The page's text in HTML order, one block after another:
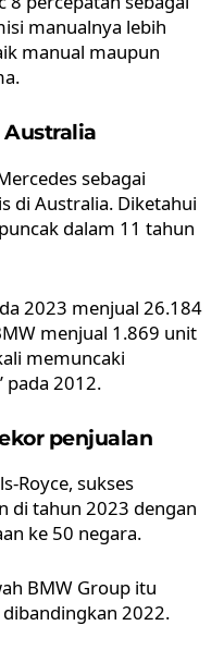
manualnya lebih
manual maupun
Australia
sebagai
di Australia. Diketahui
dalam 11 tahun
2023 menjual 26.184
menjual 1.869 unit
memuncaki
pada 2012.
penjualan
Royce, sukses
di tahun 2023 dengan
ke 50 negara.
BMW Group itu
2022.